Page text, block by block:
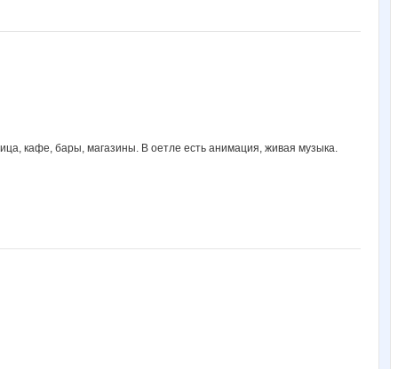
кафе, бары, магазины. В оетле есть анимация, живая музыка.